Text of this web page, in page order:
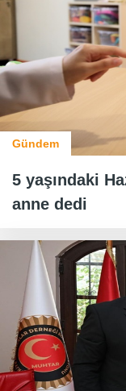
Gündem
5 yaşındaki
anne dedi